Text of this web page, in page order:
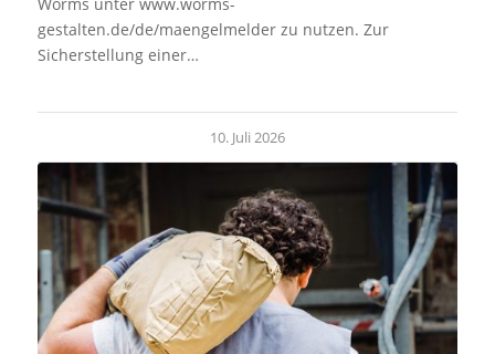
gestalten.de/de/maengelmelder zu nutzen. Zur
Sicherstellung einer…
10. Juli 2026